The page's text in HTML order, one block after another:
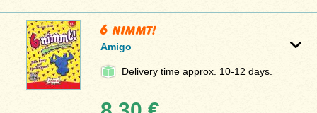
6 nimmt!
Amigo
Delivery time approx. 10-12 days.